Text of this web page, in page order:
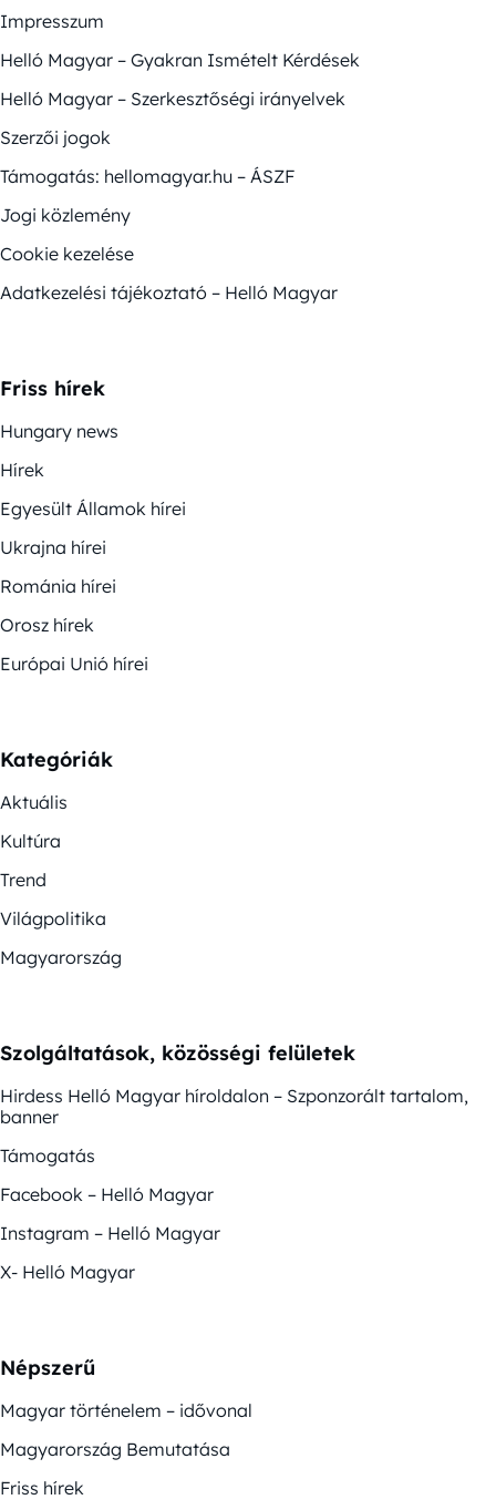
Impresszum
Helló Magyar – Gyakran Ismételt Kérdések
Helló Magyar – Szerkesztőségi irányelvek
Szerzői jogok
Támogatás: hellomagyar.hu – ÁSZF
Jogi közlemény
Cookie kezelése
Adatkezelési tájékoztató – Helló Magyar
Friss hírek
Hungary news
Hírek
Egyesült Államok hírei
Ukrajna hírei
Románia hírei
Orosz hírek
Európai Unió hírei
Kategóriák
Aktuális
Kultúra
Trend
Világpolitika
Magyarország
Szolgáltatások, közösségi felületek
Hirdess Helló Magyar híroldalon – Szponzorált tartalom,
banner
Támogatás
Facebook – Helló Magyar
Instagram – Helló Magyar
X- Helló Magyar
Népszerű
Magyar történelem – idővonal
Magyarország Bemutatása
Friss hírek